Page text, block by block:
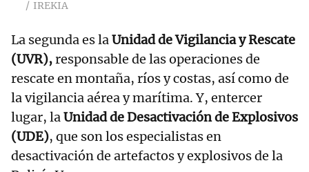
IREKIA
La segunda es laUnidad de Vigilancia y Rescate
(UVR),responsable de las operaciones de
rescate en montaña, ríos y costas, así como de
la vigilancia aérea y marítima. Y, entercer
lugar, laUnidad de Desactivación de Explosivos
(UDE), que son los especialistas en
desactivación de artefactos y explosivos de la